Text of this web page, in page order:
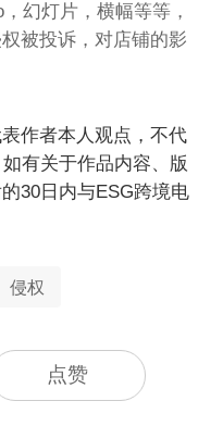
幻灯片，横幅等等，
被投诉，对店铺的影
作者本人观点，不代
有关于作品内容、版
30日内与ESG跨境电
侵权
点赞